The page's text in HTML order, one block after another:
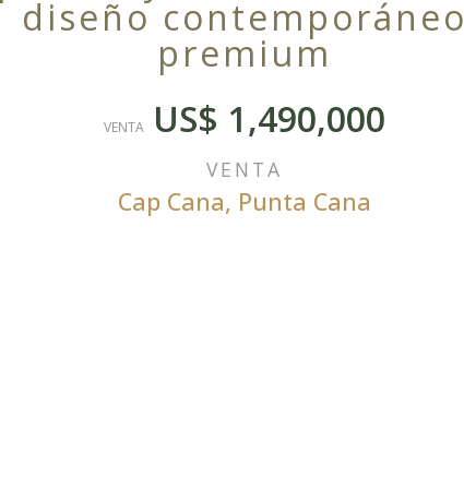
diseño contemporáneo
premium
VENTA US$ 1,490,000
VENTA
Cap Cana, Punta Cana